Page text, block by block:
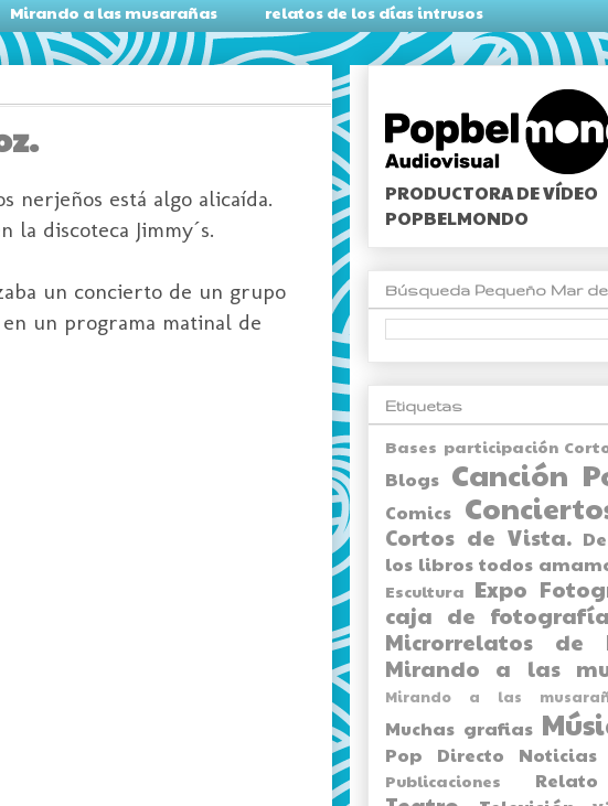
Mirando a las musarañas relatos de los días intrusos
nerjeños está algo alicaída.
la discoteca Jimmy´s.
un concierto de un grupo
un programa matinal de
PRODUCTORA DE VÍDEO
POPBELMONDO
Búsqueda Pequeño Mar
Etiquetas
Bases participación
Blogs Canción
Comics
Cortos de Vista.
los libros todos
Escultura Expo
caja de
Microrrelatos de
Mirando a las
Mirando a las
Muchas grafias
Pop Directo Noticias
Publicaciones Relato